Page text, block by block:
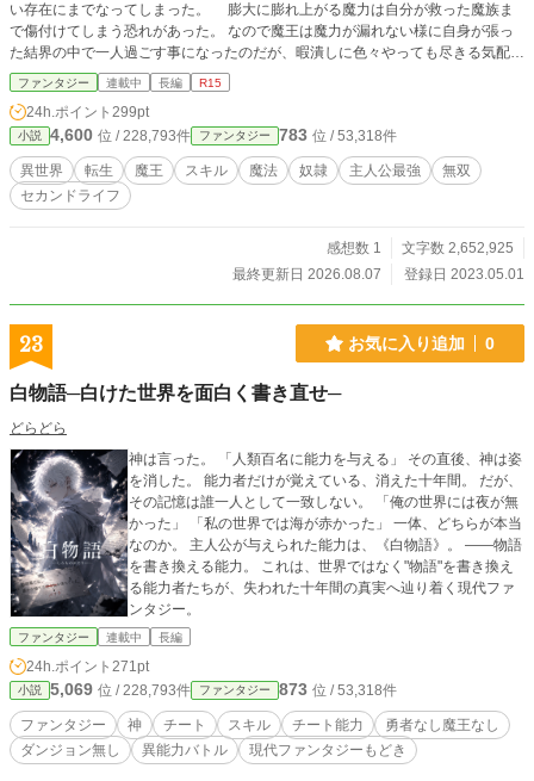
い存在にまでなってしまった。 膨大に膨れ上がる魔力は自分が救った魔族ま
で傷付けてしまう恐れがあった。 なので魔王は魔力が漏れない様に自身が張っ
た結界の中で一人過ごす事になったのだが、暇潰しに色々やっても尽きる気配の
無い寿命を前にすると焼け石に水であった。 暇に耐えられなくなった魔王は
その魔王生を終わらせるべく自分を殺そうと召喚魔法によって神を下界に召喚す
る。 神に自分を殺してくれと魔王は頼んだが条件を出された。 それは神域に
至った魔王に神になるか人族として転生するかを選べと言うものだった。 神域
に至る程の魂を完全に浄化するのは難しいので、そのまま神になるか人族として
大きく力を減らした状態で転生するかしか選択肢が無いらしい。 魔王はもう
退屈はうんざりだと言う事で神になって下界の管理をするだけになるのは嫌なの
魔王様がセカンドライフを送っていくストーリーです！ 元魔王が人族として自
小説家になろう様にも投稿しております！
ファンタジー 連載中 長編 R15
24h.ポイント 299pt
小説 4,600 位 / 228,793件 ファンタジー 783 位 / 53,318件
異世界 転生 魔王 スキル 魔法 奴隷 主人公最強
無双
セカンドライフ
感想数 1
文字数 2,652,925
最終更新日 2026.08.07
登録日 2023.05.01
23 お気に入り追加 0
白物語─白けた世界を面白く書き直せ─
どらどら
神は言った。 「人類百名に能力を与える」 その直後、神は姿
を消した。 能力者だけが覚えている、消えた十年間。 だが、
その記憶は誰一人として一致しない。 「俺の世界には夜が無
かった」 「私の世界では海が赤かった」 一体、どちらが本当
なのか。 主人公が与えられた能力は、《白物語》。 ――物語
を書き換える能力。 これは、世界ではなく"物語"を書き換え
る能力者たちが、失われた十年間の真実へ辿り着く現代ファ
ンタジー。
ファンタジー 連載中 長編
24h.ポイント 271pt
小説 5,069 位 / 228,793件 ファンタジー 873 位 / 53,318件
ファンタジー 神 チート スキル チート能力
勇者なし魔王なし
ダンジョン無し
異能力バトル 現代ファンタジーもどき